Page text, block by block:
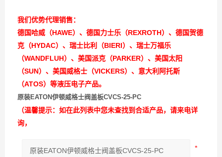
我们优势代理销售：
德国哈威（HAWE）、德国力士乐（REXROTH）、德国贺德
克（HYDAC）、瑞士比利（BIERI）、瑞士万福乐
（WANDFLUH）、美国派克（PARKER）、美国太阳
（SUN）、美国威格士（VICKERS）、意大利阿托斯
（ATOS）等液压电子产品。
原装EATON伊顿威格士阀盖板CVCS-25-PC
（温馨提示：如在此列表中您未查找到合适产品，请来电详
询，